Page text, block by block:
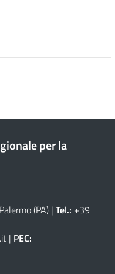
per la
(PA) | Tel.: +39
| PEC: